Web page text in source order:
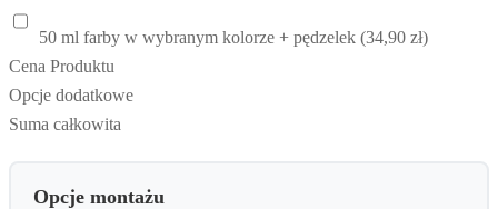
50 ml farby w wybranym kolorze + pędzelek (34,90 zł)
Cena Produktu
Opcje dodatkowe
Suma całkowita
Opcje montażu